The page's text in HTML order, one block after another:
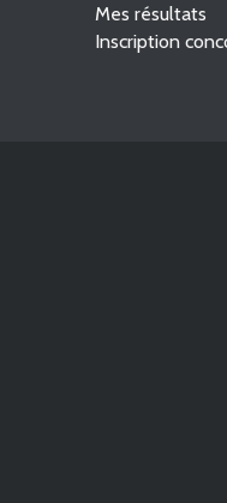
Mes résultats
Inscription